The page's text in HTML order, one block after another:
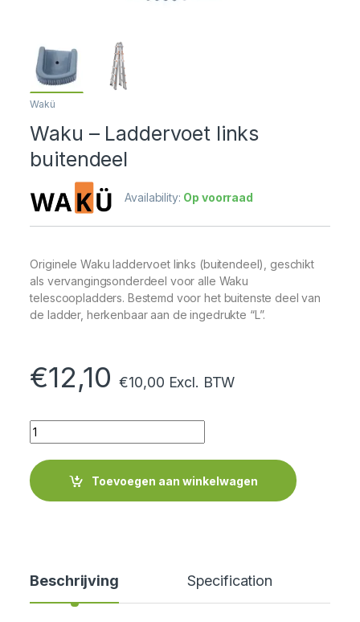
Wakü
Waku – Laddervoet links
buitendeel
Availability: Op voorraad
Originele Waku laddervoet links (buitendeel), geschikt
als vervangingsonderdeel voor alle Waku
telescoopladders. Bestemd voor het buitenste deel van
de ladder, herkenbaar aan de ingedrukte “L”.
€12,10 €10,00 Excl. BTW
Quantity
Toevoegen aan winkelwagen
Beschrijving Specification